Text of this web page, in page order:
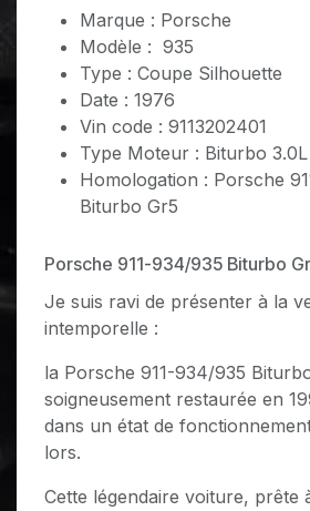
Marque : Porsche
Modèle : 935
Type : Coupe Silhouette
Date : 1976
Vin code : 9113202401
Type Moteur : Biturbo 3.0L
Homologation : Porsche
Biturbo Gr5
Porsche 911-934/935 Biturbo
Je suis ravi de présenter à la
intemporelle :
la Porsche 911-934/935
soigneusement restaurée en
dans un état de
lors.
Cette légendaire voiture, prête